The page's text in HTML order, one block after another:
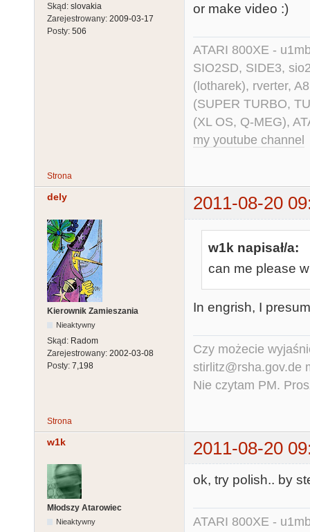
Skąd: slovakia
Zarejestrowany: 2009-03-17
Posty: 506
or make video :)
ATARI 800XE -
SIO2SD, SIDE3,
(lotharek), rverter,
(SUPER TURBO,
(XL OS, Q-MEG),
my youtube channel
Strona
dely 2011-08-20
Kierownik Zamieszania
Nieaktywny
Skąd: Radom
Zarejestrowany: 2002-03-08
Posty: 7,198
w1k napisał/a:
can me please
In engrish, I
Czy możecie
stirlitz@rsha.gov.de
Nie czytam PM.
Strona
w1k 2011-08-20
Młodszy Atarowiec
Nieaktywny
ok, try polish.. by
ATARI 800XE -